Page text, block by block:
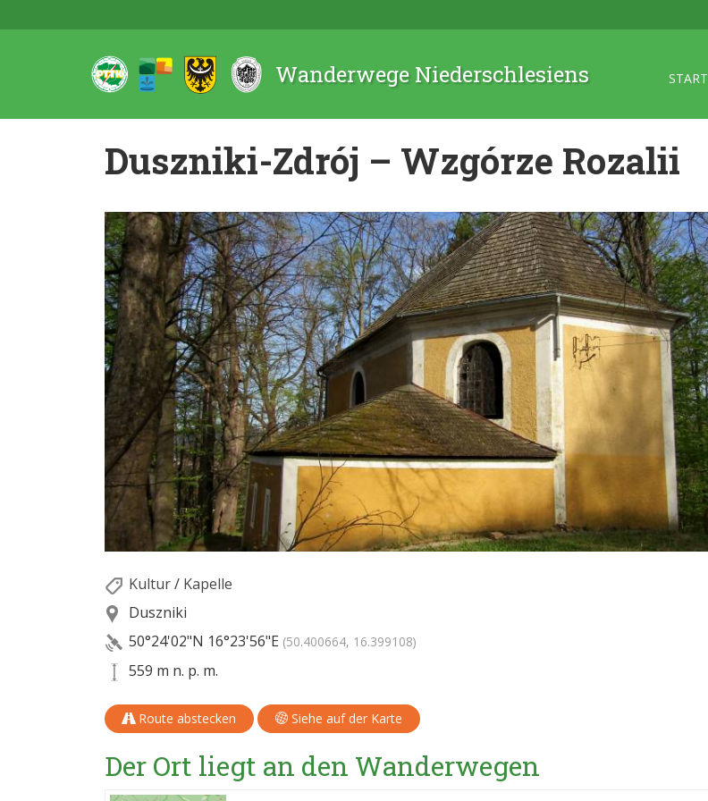
Wanderwege Niederschlesiens START
Duszniki-Zdrój – Wzgórze Rozalii
Kultur/ Kapelle
Duszniki
50°24'02"N 16°23'56"E (50.400664, 16.399108)
559 m n. p. m.
Route abstecken Siehe auf der Karte
Der Ort liegt an den Wanderwegen